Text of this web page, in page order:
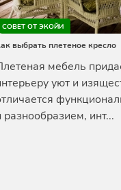
СОВЕТ ОТ ЭКОЙИ
выбрать плетеное кресло
мебель
уют и
разнообразием, инт...